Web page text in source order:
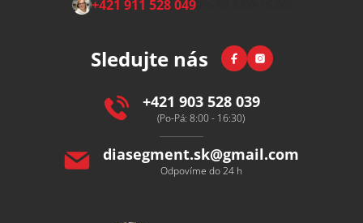
+421 911 528 049(Po-Pá 8:00-15:00)
Sledujte nás FacebookInstagram
+421 903 528 039
(Po-Pá: 8:00 - 16:30)
diasegment.sk@gmail.com
Odpovíme do 24 h